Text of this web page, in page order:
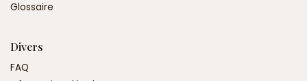
Glossaire
Divers
FAQ